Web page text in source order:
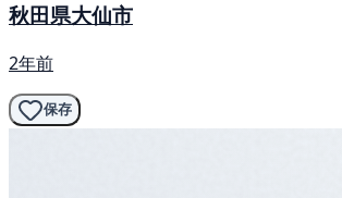
秋田県大仙市
2年前
保存